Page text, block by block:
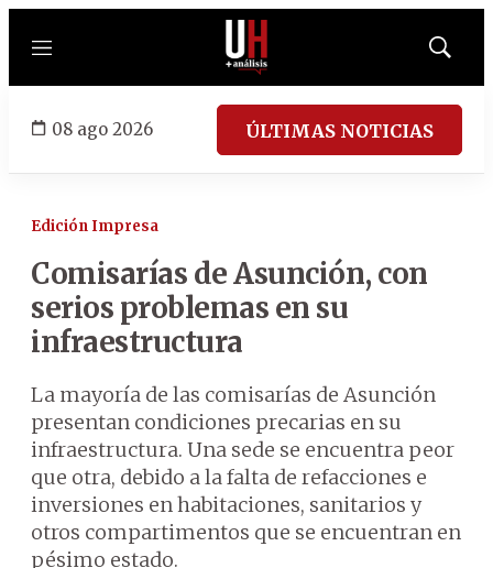
Menú
Mostrar
08 ago 2026 ÚLTIMAS NOTICIAS
Edición Impresa
Comisarías de Asunción, con
serios problemas en su
infraestructura
La mayoría de las comisarías de Asunción
presentan condiciones precarias en su
infraestructura. Una sede se encuentra peor
que otra, debido a la falta de refacciones e
inversiones en habitaciones, sanitarios y
otros compartimentos que se encuentran en
pésimo estado.